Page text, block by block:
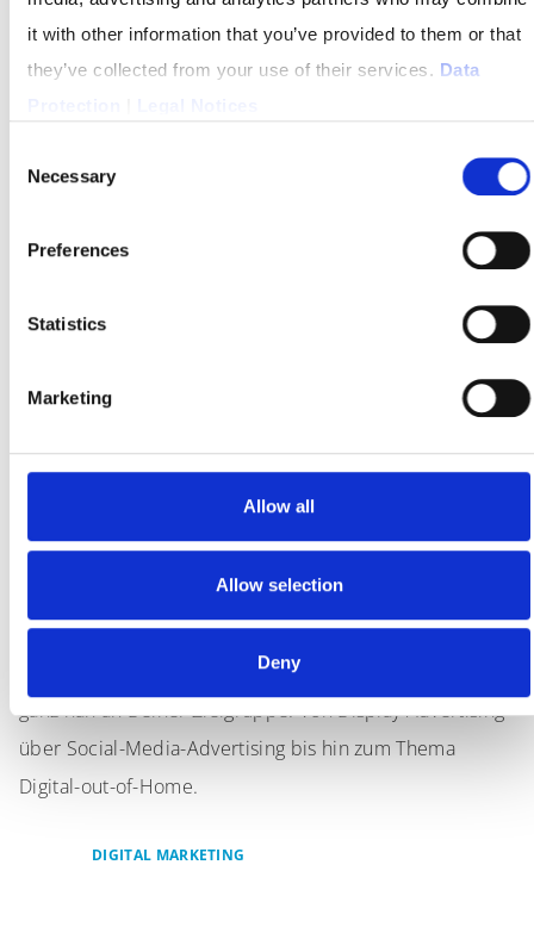
it with other information that you’ve provided to them or that
they’ve collected from your use of their services. Data
Selection
Necessary
Preferences
Statistics
Marketing
Allow all
Allow selection
Deny
Digital Marketing
Mit unseren Digital-Marketing-Instrumenten bist Du
ganz nah an Deiner Zielgruppe. Von Display Advertising
über Social-Media-Advertising bis hin zum Thema
Digital-out-of-Home.
DIGITAL MARKETING